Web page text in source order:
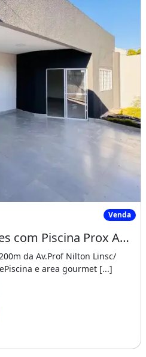
com Piscina Prox AoVenda
Vendo Casa em Flores com Piscina Prox Ao Éden Pousada, Bem Localizada!! Aceito Proposta
da Av.Prof Nilton Linsc/
e area gourmet [...]